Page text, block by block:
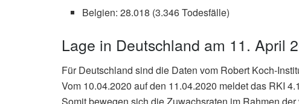
Belgien: 28.018 (3.346 Todesfälle)
Lage in Deutschland am 11. April
Für Deutschland sind die Daten vom Robert Koch-
Vom 10.04.2020 auf den 11.04.2020 meldet das RKI